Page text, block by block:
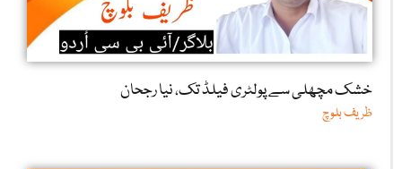
خشک مچھلی سے پولٹری فیلڈ تک، نیا رجحان
ظریف بلوچ